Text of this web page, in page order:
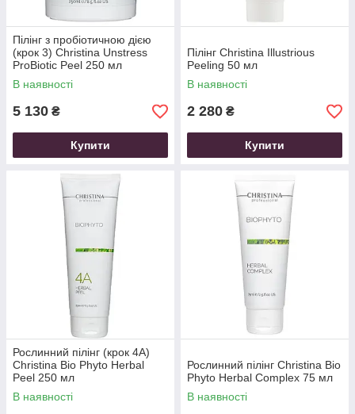
Пілінг з пробіотичною дією
(крок 3) Christina Unstress
ProBiotic Peel 250 мл
В наявності
5 130 ₴
Купити
Пілінг Christina Illustrious
Peeling 50 мл
В наявності
2 280 ₴
Купити
Рослинний пілінг (крок 4A)
Christina Bio Phyto Herbal
Peel 250 мл
В наявності
Рослинний пілінг Christina Bio
Phyto Herbal Complex 75 мл
В наявності